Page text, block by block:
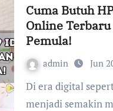
Cuma Butuh
Online
Pemula!
admin Jun
Di era digital seperti sekarang, memulai bisnis online
menjadi semakin